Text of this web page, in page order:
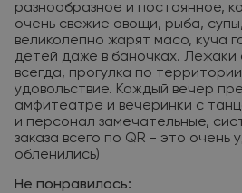
разнообразное и постоянное,
очень свежие овощи, рыба,
великолепно жарят масо, куча
детей даже в баночках. Лежаки
всегда, прогулка по
удовольствие. Каждый вечер
амфитеатре и вечеринки с
и персонал замечательные,
заказа всего по QR - это очень
обленились)
Не понравилось: